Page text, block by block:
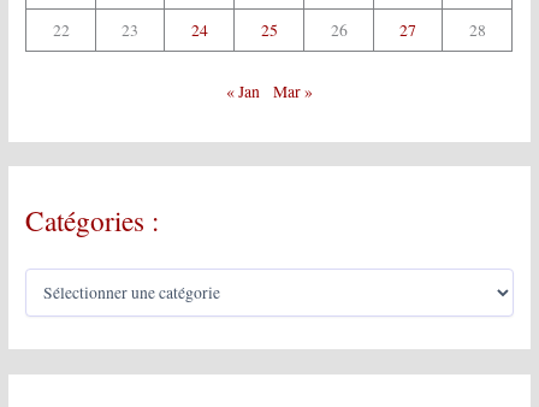
22
23 24 25 26 27 28
« Jan Mar »
Catégories :
C
é
g